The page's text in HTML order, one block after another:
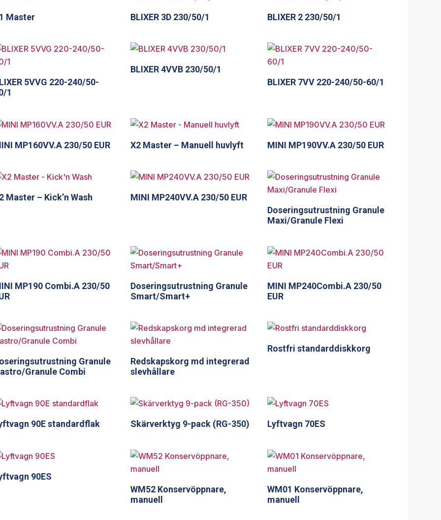
Master BLIXER 3D 230/50/1 BLIXER 2 230/50/1
5VVG 220-240/50-
1
BLIXER 4VVB 230/50/1
BLIXER 7VV 220-240/50-60/1
MP160VV.A 230/50 EUR X2 Master – Manuell huvlyft MINI MP190VV.A 230/50 EUR
Master – Kick’n Wash
MINI MP240VV.A 230/50 EUR
Doseringsutrustning Granule
Maxi/Granule Flexi
MP190 Combi.A 230/50
Doseringsutrustning Granule
Smart/Smart+
MINI MP240Combi.A 230/50
EUR
Granule
Granule Combi
Redskapskorg md integrerad
slevhållare
Rostfri standarddiskkorg
90E standardflak Skärverktyg 9-pack (RG-350) Lyftvagn 70ES
90ES
WM52 Konservöppnare,
manuell
WM01 Konservöppnare,
manuell